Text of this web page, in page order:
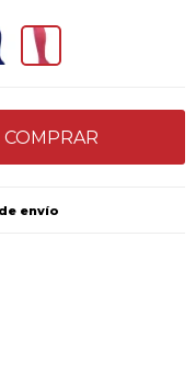
COMPRAR
envío